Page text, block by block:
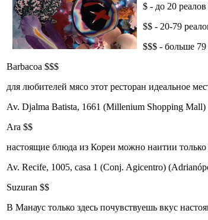
$ - до 20 реалов
$$ - 20-79
$$$ - больше 79
Barbacoa $$$
для любителей мясо этот ресторан идеальное
Av. Djalma Batista, 1661 (Millenium Shopping Mall)
Ara $$
настоящие блюда из Кореи можно наитии
Av. Recife, 1005, casa 1 (Conj. Agicentro)
Suzuran $$
В Манаус только здесь почувствуешь вкус